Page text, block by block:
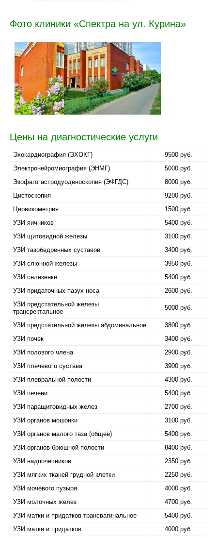
Фото клиники «Спектра на ул. Курина»
Цены на диагностические услуги
Эхокардиография (ЭХОКГ)
9500 руб.
Электронейромиография (ЭНМГ)
5000 руб.
Эзофагогастродуоденоскопия (ЭФГДС)
8000 руб.
Цистоскопия
9200 руб.
Цервикометрия
1500 руб.
УЗИ яичников
5400 руб.
УЗИ щитовидной железы
3100 руб.
УЗИ тазобедренных суставов
3400 руб.
УЗИ слюнной железы
3950 руб.
УЗИ селезенки
5400 руб.
УЗИ придаточных пазух носа
2600 руб.
УЗИ предстательной железы
трансректальное
5000 руб.
УЗИ предстательной железы абдоминальное
3800 руб.
УЗИ почек
3400 руб.
УЗИ полового члена
2900 руб.
УЗИ плечевого сустава
3900 руб.
УЗИ плевральной полости
4300 руб.
УЗИ печени
5400 руб.
УЗИ паращитовидных желез
2700 руб.
УЗИ органов мошонки
3100 руб.
УЗИ органов малого таза (общее)
5400 руб.
УЗИ органов брюшной полости
8400 руб.
УЗИ надпочечников
2350 руб.
УЗИ мягких тканей грудной клетки
2250 руб.
УЗИ мочевого пузыря
4000 руб.
УЗИ молочных желез
4700 руб.
УЗИ матки и придатков трансвагинальное
5400 руб.
УЗИ матки и придатков
4000 руб.